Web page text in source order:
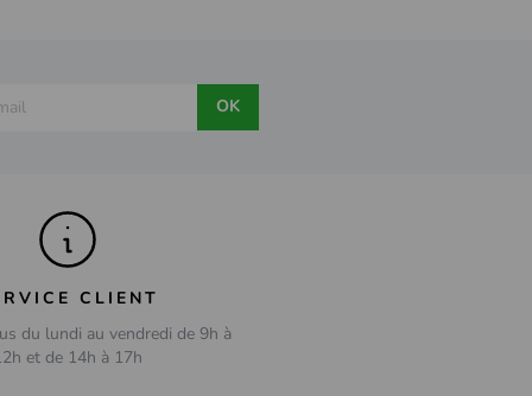
OK
CLIENT
du lundi au vendredi de 9h à
et de 14h à 17h